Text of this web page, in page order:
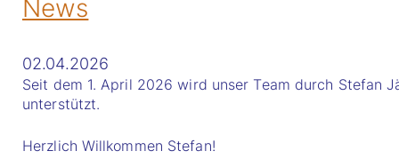
News
02.04.2026
Seit dem 1. April 2026 wird unser Team durch Stefan
unterstützt.
Herzlich Willkommen Stefan!